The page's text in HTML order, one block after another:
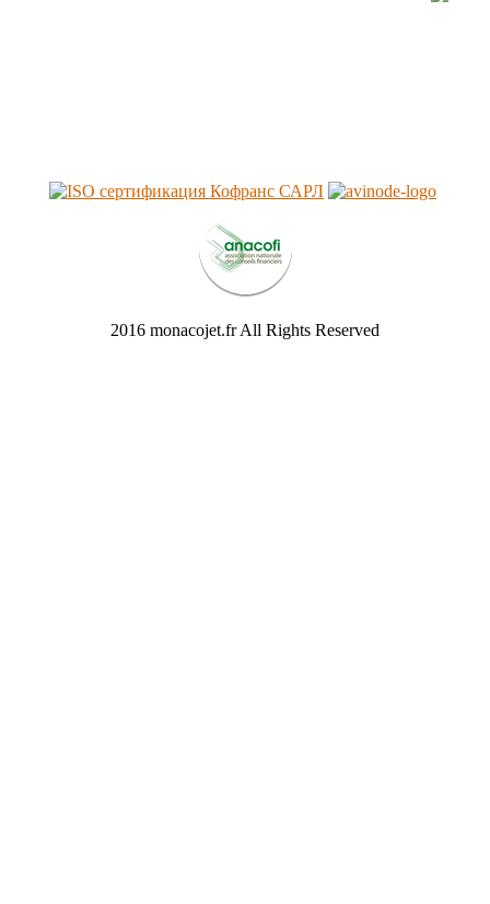
2016 monacojet.fr All Rights Reserved